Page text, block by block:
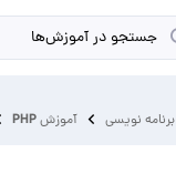
برنامه نویسی آموزش PHP